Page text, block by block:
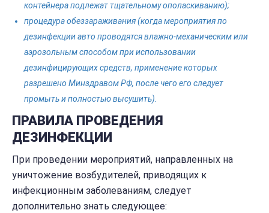
контейнера подлежат тщательному ополаскиванию);
процедура обеззараживания (когда мероприятия по
дезинфекции авто проводятся влажно-механическим или
аэрозольным способом при использовании
дезинфицирующих средств, применение которых
разрешено Минздравом РФ, после чего его следует
промыть и полностью высушить).
ПРАВИЛА ПРОВЕДЕНИЯ
ДЕЗИНФЕКЦИИ
При проведении мероприятий, направленных на
уничтожение возбудителей, приводящих к
инфекционным заболеваниям, следует
дополнительно знать следующее: